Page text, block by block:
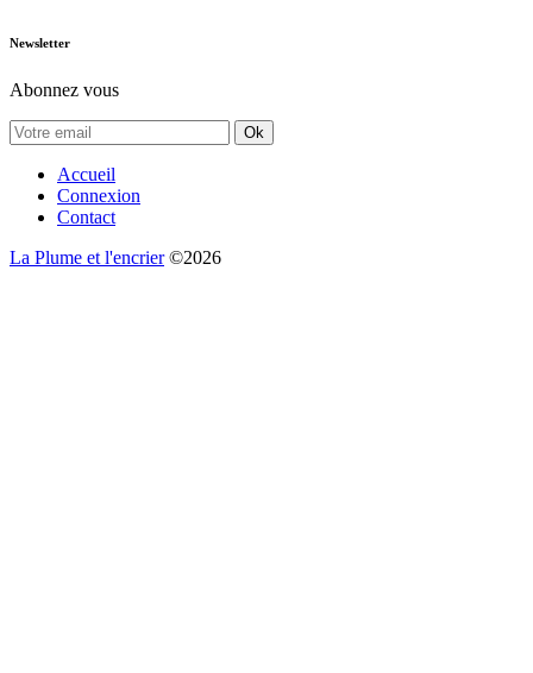
Newsletter
Abonnez vous
Ok
Accueil
Connexion
Contact
La Plume et l'encrier©2026